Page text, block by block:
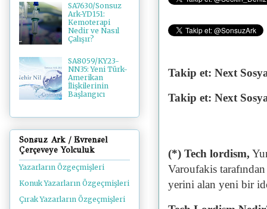
Takip et: Next
Takip et: Next
(*) Tech lordism,
Varoufakis
yerini alan yeni bir
SA7630/Sonsuz
Ark-YD151:
Kemoterapi
Nedir ve Nasıl
Çalışır?
SA8059/KY23-
NN35: Yeni Türk-
Amerikan
İlişkilerinin
Başlangıcı
Sonsuz Ark / Evrensel
Çerçeveye Yolculuk
Yazarların Özgeçmişleri
Konuk Yazarların Özgeçmişleri
Çırak Yazarların Özgeçmişleri